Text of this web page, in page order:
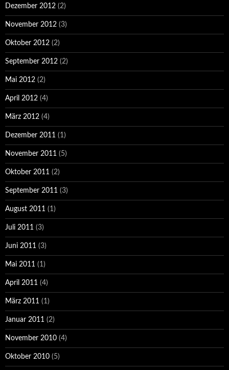
Dezember 2012 (2)
November 2012 (3)
Oktober 2012 (2)
September 2012 (2)
Mai 2012 (2)
April 2012 (4)
März 2012 (4)
Dezember 2011 (1)
November 2011 (5)
Oktober 2011 (2)
September 2011 (3)
August 2011 (1)
Juli 2011 (3)
Juni 2011 (3)
Mai 2011 (1)
April 2011 (4)
März 2011 (1)
Januar 2011 (2)
November 2010 (4)
Oktober 2010 (5)